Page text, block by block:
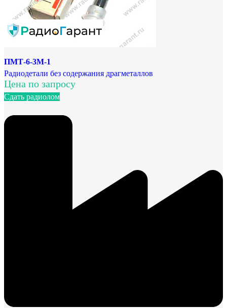
ПМТ-6-3М-1
Радиодетали без содержания драгметаллов
Цена по запросу
Сдать радиолом